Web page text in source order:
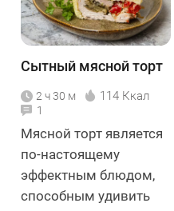
Сытный мясной торт
2 ч 30 м 114 Ккал
1
Мясной торт является
по-настоящему
эффектным блюдом,
способным удивить